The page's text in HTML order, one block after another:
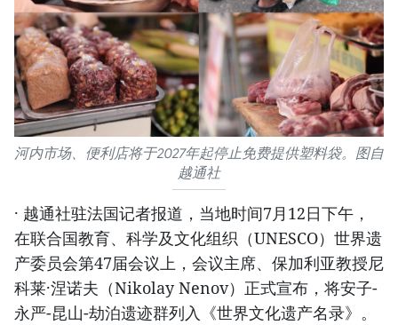
河内市场、便利店将于2027年起停止免费提供塑料袋。图自
越通社
· 越通社驻法国记者报道，当地时间7月12日下午，
在联合国教育、科学及文化组织（UNESCO）世界遗
产委员会第47届会议上，会议主席、保加利亚教授尼
科莱·涅诺夫（Nikolay Nenov）正式宣布，将安子-
永严-昆山-劫泊遗迹群列入《世界文化遗产名录》。